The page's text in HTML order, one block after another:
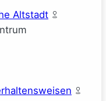
Altstadt